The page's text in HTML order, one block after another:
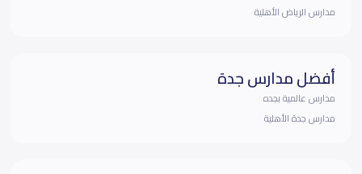
مدارس الرياض الأهلية
أفضل مدارس جدة
مدارس عالمية بجده
مدارس جدة الأهلية